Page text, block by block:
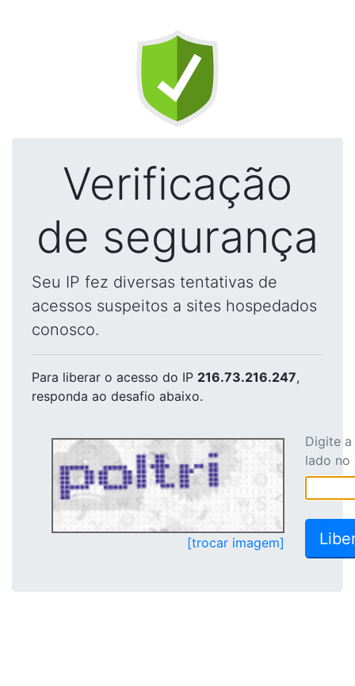
Verificação
de segurança
Seu IP fez diversas tentativas de
acessos suspeitos a sites hospedados
conosco.
Para liberar o acesso do IP 216.73.216.247,
responda ao desafio abaixo.
[trocar imagem]
Digite
lado no